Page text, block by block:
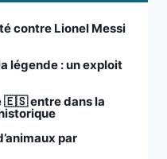
contre Lionel Messi
légende : un exploit
🇪🇸 entre dans la
par